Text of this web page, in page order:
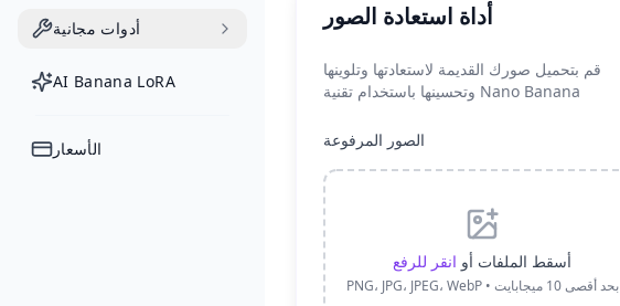
أدوات مجانية
AI Banana LoRA
الأسعار
أداة استعادة الصور
قم بتحميل صورك القديمة لاستعادتها وتلوينها
وتحسينها باستخدام تقنية Nano Banana
الصور المرفوعة
أسقط الملفات أو انقر للرفع
PNG، JPG، JPEG، WebP • بحد أقصى 10 ميجابايت